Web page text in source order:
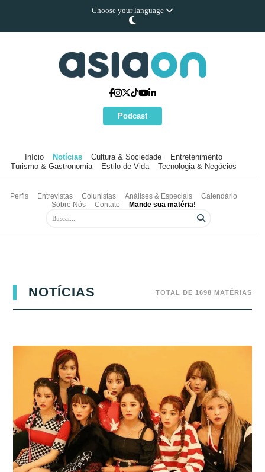
Choose your language
Podcast
Início Notícias Cultura & Sociedade
Entretenimento
Turismo & Gastronomia
Estilo de Vida Tecnologia & Negócios
Perfis Entrevistas Colunistas Análises & Especiais
Calendário
Sobre Nós
Contato Mande sua matéria!
NOTÍCIAS TOTAL DE 1698 MATÉRIAS